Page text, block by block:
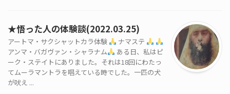
★悟った人の体験談(2022.03.25)
アートマ・サクシャットカラ体験
ナマステ
アンマ・バガヴァン・シャラナム
ある日、私はピ
ーク・ステイトにありました。それは18回にわたっ
てムーラマントラを唱えている時でした。一匹の犬
が吠え ...